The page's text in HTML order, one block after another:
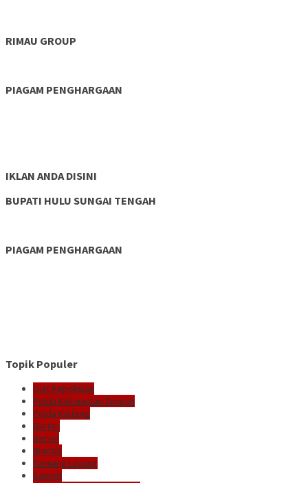
RIMAU GROUP
PIAGAM PENGHARGAAN
IKLAN ANDA DISINI
BUPATI HULU SUNGAI TENGAH
PIAGAM PENGHARGAAN
Topik Populer
Giat Kepolisian
Polda Kalimantan Tengah
Polda Kalteng
Bartim
Barsel
Buntok
Tamiang Layang
Sampit